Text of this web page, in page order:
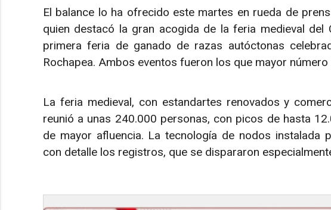
El balance lo ha ofrecido este martes en rueda de
quien destacó la gran acogida de la feria medieval
primera feria de ganado de razas autóctonas
Rochapea. Ambos eventos fueron los que mayor
La feria medieval, con estandartes renovados y
reunió a unas 240.000 personas, con picos de hasta
de mayor afluencia. La tecnología de nodos instalada
con detalle los registros, que se dispararon